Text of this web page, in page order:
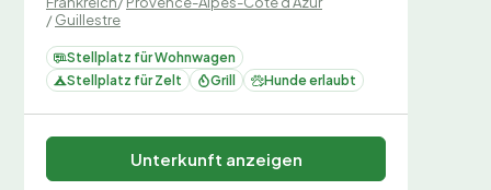
/Guillestre
Stellplatz für Wohnwagen
Stellplatz für Zelt
Grill Hunde erlaubt
Unterkunft anzeigen